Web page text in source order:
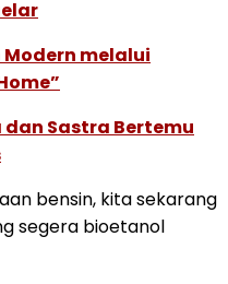
Modern melalui
dan Sastra Bertemu
bensin, kita sekarang
segera bioetanol